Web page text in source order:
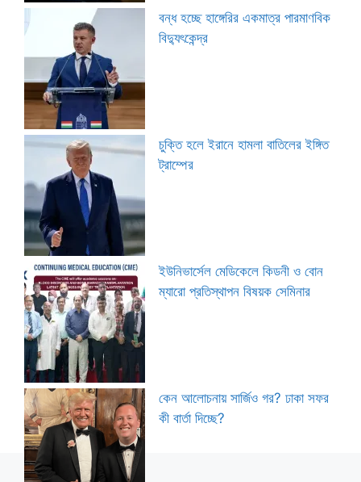
বন্ধ হচ্ছে হাঙ্গেরির একমাত্র পারমাণবিক
বিদ্যুৎকেন্দ্র
চুক্তি হলে ইরানে হামলা বাতিলের ইঙ্গিত
ট্রাম্পের
ইউনিভার্সেল মেডিকেলে কিডনী ও বোন
ম্যারো প্রতিস্থাপন বিষয়ক সেমিনার
কেন আলোচনায় সার্জিও গর? ঢাকা সফর
কী বার্তা দিচ্ছে?